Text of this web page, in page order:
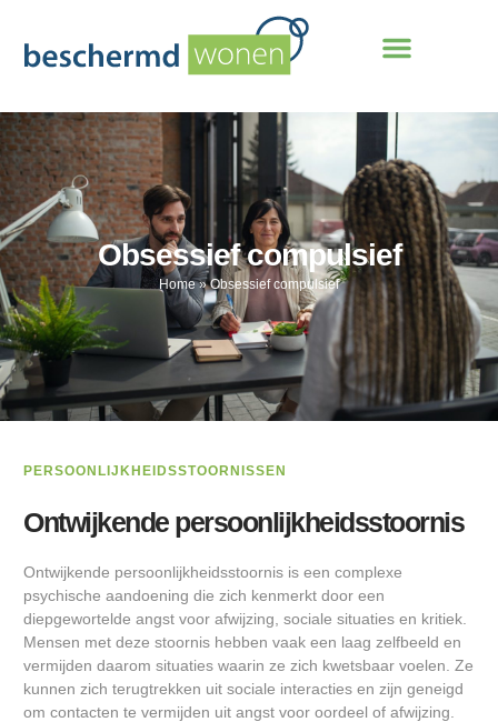
Obsessief compulsief
Home»Obsessief compulsief
PERSOONLIJKHEIDSSTOORNISSEN
Ontwijkende persoonlijkheidsstoornis
Ontwijkende persoonlijkheidsstoornis is een complexe
psychische aandoening die zich kenmerkt door een
diepgewortelde angst voor afwijzing, sociale situaties en kritiek.
Mensen met deze stoornis hebben vaak een laag zelfbeeld en
vermijden daarom situaties waarin ze zich kwetsbaar voelen. Ze
kunnen zich terugtrekken uit sociale interacties en zijn geneigd
om contacten te vermijden uit angst voor oordeel of afwijzing.